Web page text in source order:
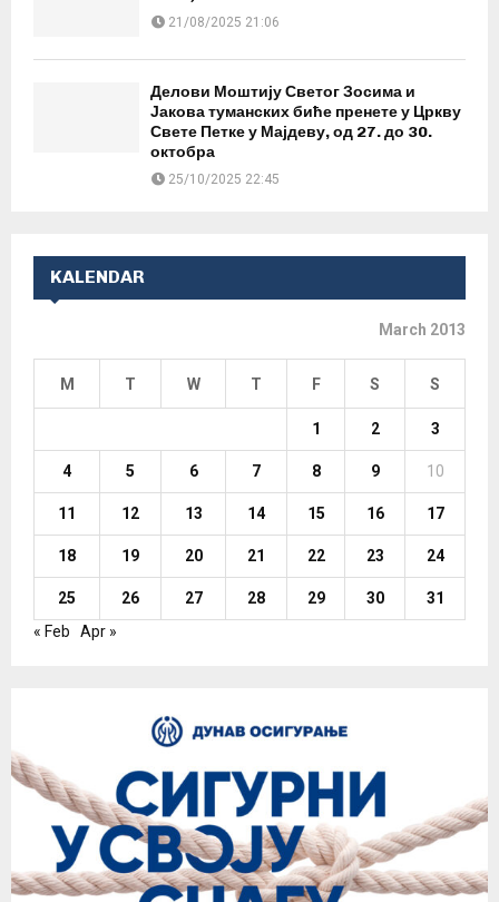
21/08/2025 21:06
Делови Моштију Светог Зосима и
Јакова туманских биће пренете у Цркву
Свете Петке у Мајдеву, од 27. до 30.
октобра
25/10/2025 22:45
KALENDAR
March 2013
M T W T F S S
1 2 3
4 5 6 7 8 9 10
11 12 13 14 15 16 17
18 19 20 21 22 23 24
25 26 27 28 29 30
31
« Feb
Apr »